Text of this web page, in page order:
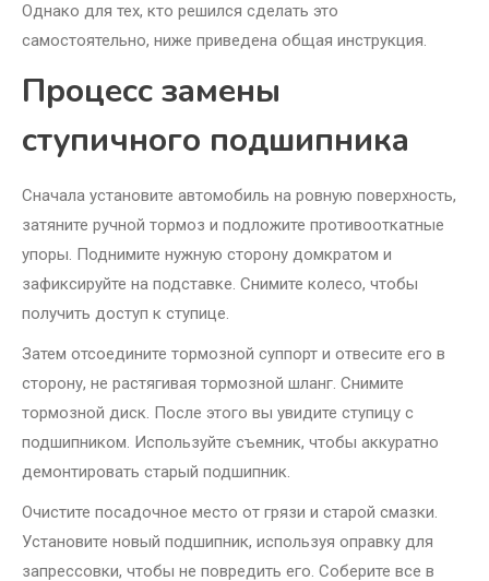
Однако для тех, кто решился сделать это
самостоятельно, ниже приведена общая инструкция.
Процесс замены
ступичного подшипника
Сначала установите автомобиль на ровную поверхность,
затяните ручной тормоз и подложите противооткатные
упоры. Поднимите нужную сторону домкратом и
зафиксируйте на подставке. Снимите колесо, чтобы
получить доступ к ступице.
Затем отсоедините тормозной суппорт и отвесите его в
сторону, не растягивая тормозной шланг. Снимите
тормозной диск. После этого вы увидите ступицу с
подшипником. Используйте съемник, чтобы аккуратно
демонтировать старый подшипник.
Очистите посадочное место от грязи и старой смазки.
Установите новый подшипник, используя оправку для
запрессовки, чтобы не повредить его. Соберите все в